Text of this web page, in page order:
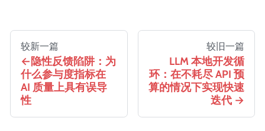
较新一篇
隐性反馈陷阱：为
什么参与度指标在
AI 质量上具有误导
性
较旧一篇
LLM 本地开发循
环：在不耗尽 API 预
算的情况下实现快速
迭代